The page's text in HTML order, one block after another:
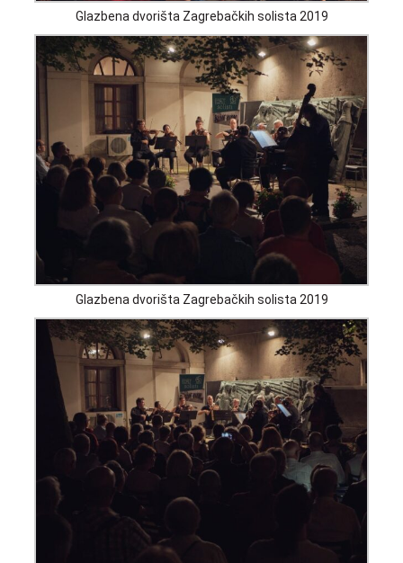
Glazbena dvorišta Zagrebačkih solista 2019
Glazbena dvorišta Zagrebačkih solista 2019